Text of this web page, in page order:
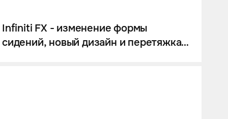
Infiniti FX - изменение формы
сидений, новый дизайн и перетяжка